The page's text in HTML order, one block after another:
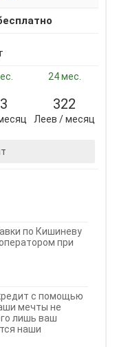
24 мес.
322
Леев / месяц
по Кишиневу
при
с помощью
мечты не
лишь ваш
наши